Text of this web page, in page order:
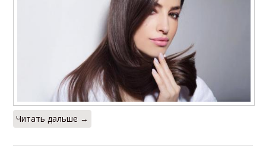
Читать дальше →